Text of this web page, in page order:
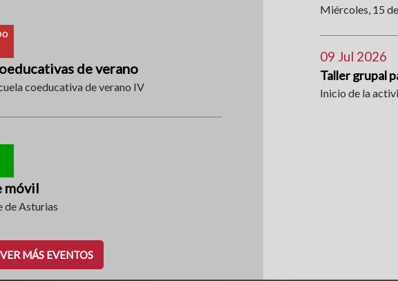
de verano
coeducativa de verano IV
móvil
de Asturias
VER MÁS EVENTOS
Miércoles, 15
09 Jul 2026
Taller grupal
Inicio de la